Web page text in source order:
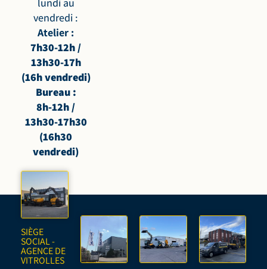
lundi au
vendredi :
Atelier :
7h30-12h /
13h30-17h
(16h vendredi)
Bureau :
8h-12h /
13h30-17h30
(16h30
vendredi)
SIÈGE
SOCIAL -
AGENCE DE
VITROLLES